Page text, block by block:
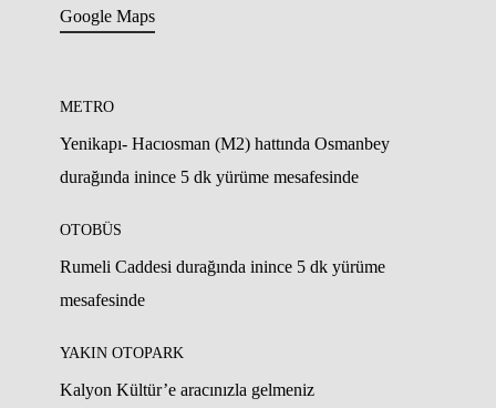
Google Maps
METRO
Yenikapı- Hacıosman (M2) hattında Osmanbey
durağında inince 5 dk yürüme mesafesinde
OTOBÜS
Rumeli Caddesi durağında inince 5 dk yürüme
mesafesinde
YAKIN OTOPARK
Kalyon Kültür’e aracınızla gelmeniz